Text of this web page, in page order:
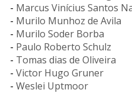
- Marcus Vinícius Santos
- Murilo Munhoz de Avila
- Murilo Soder Borba
- Paulo Roberto Schulz
- Tomas dias de Oliveira
- Victor Hugo Gruner
- Weslei Uptmoor